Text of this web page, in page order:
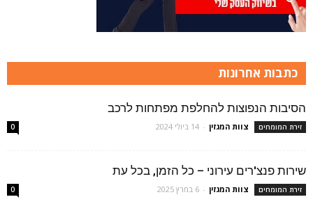
כתבות אחרונות
הסיבות הנפוצות להחלפת מפתחות לרכב
זירת המומחים צוות המגזין - 14 ביולי 2024 0
שירות פנצ'רים עירוני – כל הזמן, בכל עת
זירת המומחים צוות המגזין - 6 במרץ 2025 0